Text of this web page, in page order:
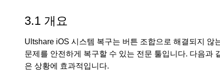
3.1 개요
Ultshare iOS 시스템 복구는 버튼 조합으로 해결되지 않
문제를 안전하게 복구할 수 있는 전문 툴입니다. 다음과
은 상황에 효과적입니다.